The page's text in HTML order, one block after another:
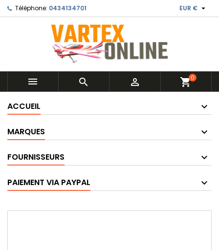
Téléphone: 0434134701 EUR € 
   shopping_cart0
ACCUEIL
MARQUES
FOURNISSEURS
PAIEMENT VIA PAYPAL